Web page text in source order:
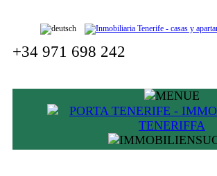
+34 971 698 242